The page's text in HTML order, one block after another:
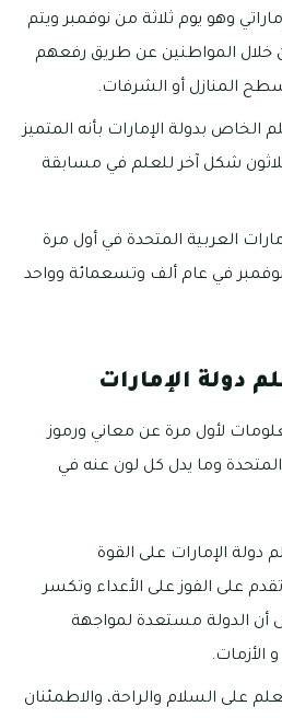
وهو يوم ثلاثة من نوفمبر ويتم
خلال المواطنين عن طريق رفعهم
المنازل أو الشرفات.
الخاص بدولة الإمارات بأنه المتميز
شكل آخر للعلم في مسابقة
العربية المتحدة في أول مرة
في عام ألف وتسعمائة وواحد
دولة الإمارات
لأول مرة عن معاني ورموز
المتحدة وما يدل كل لون عنه في
دولة الإمارات على القوة
على الفوز على الأعداء وتكسر
أن الدولة مستعدة لمواجهة
الأزمات.
على السلام والراحة، والاطمئنان